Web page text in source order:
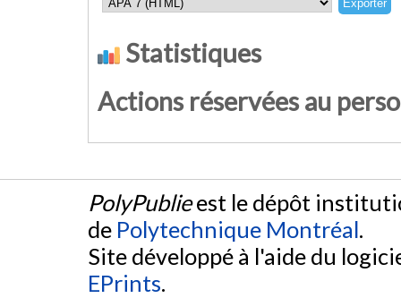
Statistiques
Actions réservées au
PolyPublieest le dépôt
de Polytechnique Montréal.
Site développé à l'aide du
EPrints.